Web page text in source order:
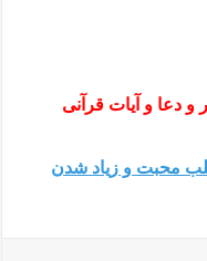
دعا و آیات قرآنی
محبت و زیاد شدن